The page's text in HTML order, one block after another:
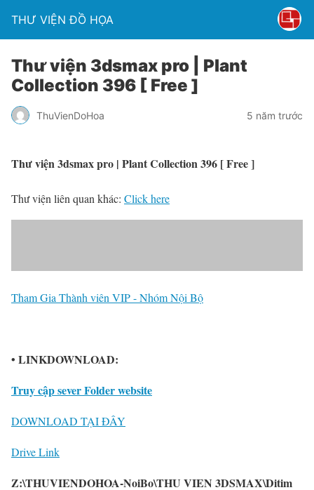
THƯ VIỆN ĐỒ HỌA
Thư viện 3dsmax pro | Plant
Collection 396 [ Free ]
ThuVienDoHoa 5 năm trước
Thư viện 3dsmax pro | Plant Collection 396 [ Free ]
Thư viện liên quan khác: Click here
Tham Gia Thành viên VIP - Nhóm Nội Bộ
• LINKDOWNLOAD:
Truy cập sever Folder website
DOWNLOAD TẠI ĐÂY
Drive Link
Z:\THUVIENDOHOA-NoiBo\THU VIEN 3DSMAX\Ditim